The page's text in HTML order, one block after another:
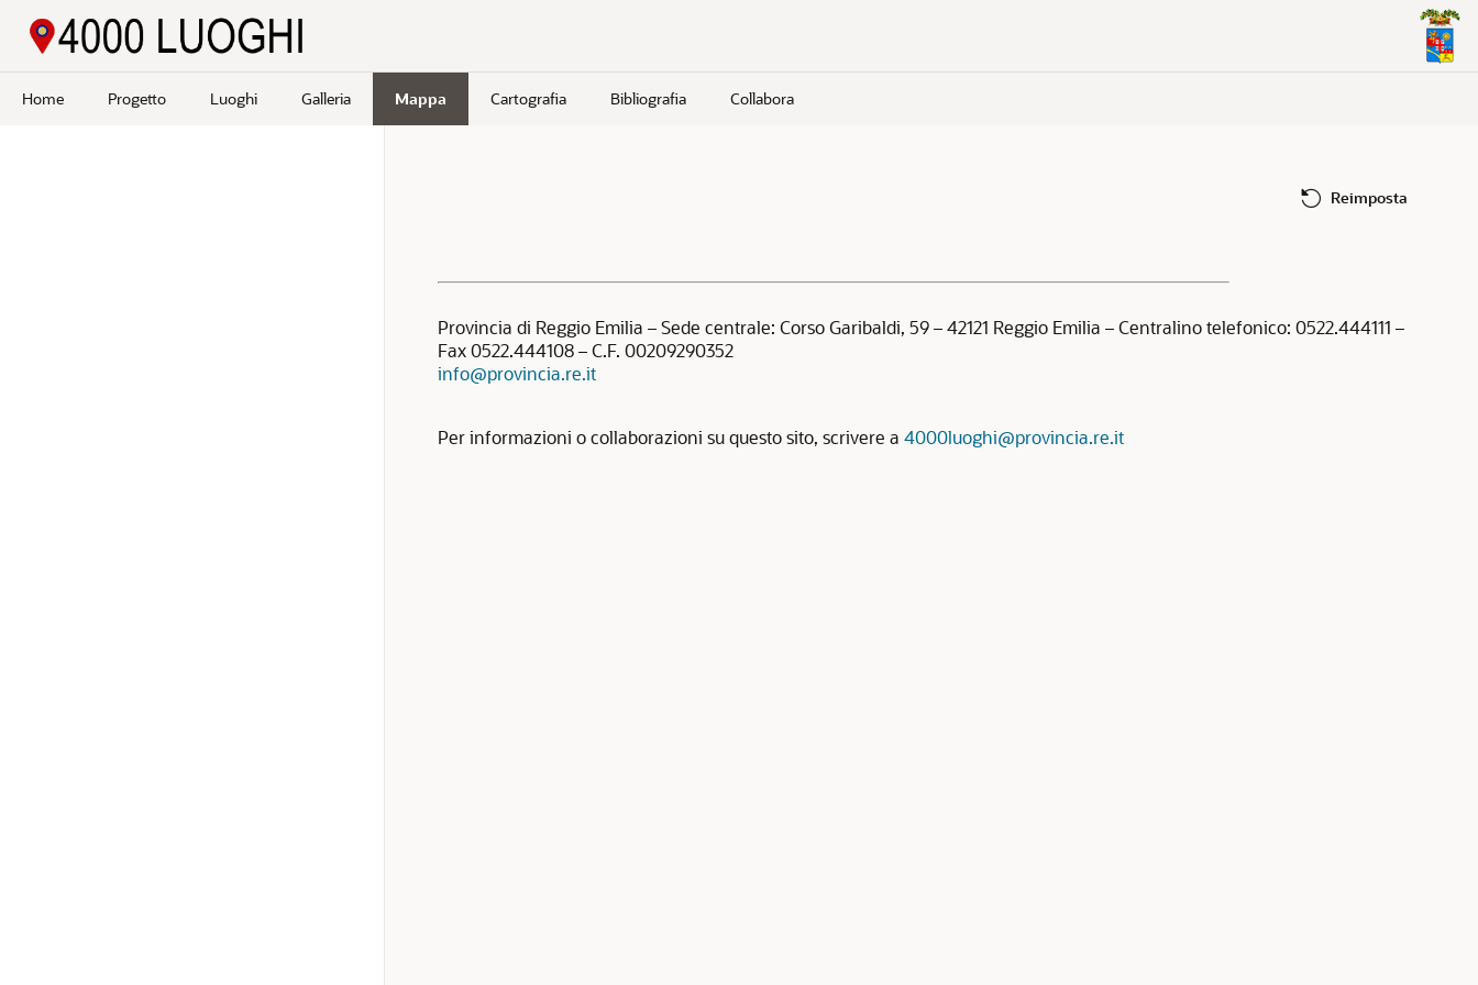
Home Progetto Luoghi Galleria Mappa Cartografia Bibliografia Collabora
Reimposta
Provincia di Reggio Emilia – Sede centrale: Corso Garibaldi, 59 – 42121 Reggio Emilia – Centralino telefonico: 0522.444111 –
Fax 0522.444108 – C.F. 00209290352
info@provincia.re.it
Per informazioni o collaborazioni su questo sito, scrivere a 4000luoghi@provincia.re.it